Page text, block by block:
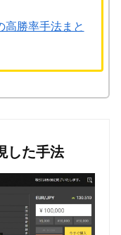
高勝率手法まと
した手法